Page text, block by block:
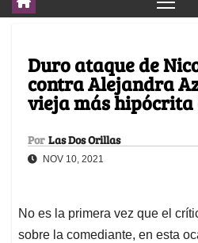
Duro ataque de
contra Alejandra
vieja más hipócrita
Por Las Dos Orillas
NOV 10, 2021
No es la primera vez que el
sobre la comediante, en esta